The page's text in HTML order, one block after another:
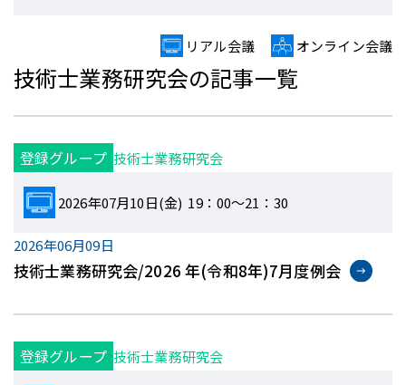
リアル会議 オンライン会議
技術士業務研究会の記事一覧
登録グループ 技術士業務研究会
2026年07月10日(金) 19：00～21：30
2026年06月09日
技術士業務研究会/2026 年(令和8年)7月度例会
登録グループ 技術士業務研究会